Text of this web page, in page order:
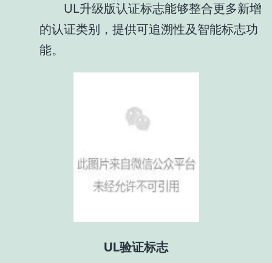
UL升级版认证标志能够整合更多新增
的认证类别，提供可追溯性及智能标志功
能。
UL验证标志